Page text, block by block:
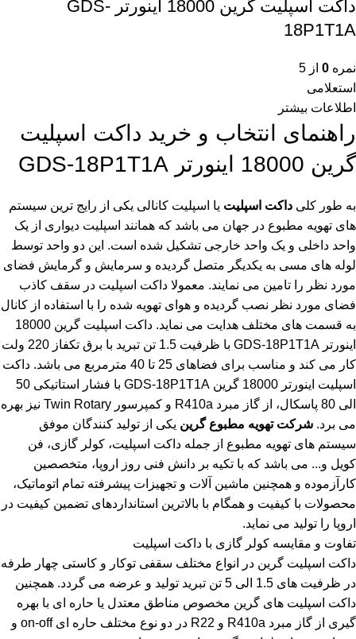
داکت اسپلیت گرین 18000 اینورتر GDS-
18P1T1A
نمره 0 از 5
استعلامی
اطلاعات بیشتر
راهنمای انتخاب و خرید داکت اسپلیت
گرین 18000 اینورتر GDS-18P1T1A
به طور کلی داکت اسپلیت یا اسپلیت کانالی یکی از رایج ترین سیستم
های تهویه مطبوع در جهان می باشد که همانند اسپلیت دیواری از یک
واحد داخلی و یک واحد خارجی تشکیل شده است. این دو واحد توسط
لوله های مسی به یکدیگر متصل گردیده و سرمایش و گرمایش فضای
مورد نظر را تامین می نمایند. معمولا داکت اسپلیت در سقف کاذب
فضای مورد نظر نصب گردیده و هوای تهویه شده را با استفاده از کانال
به قسمت های مختلف هدایت می نماید. داکت اسپلیت گرین 18000
اینورتر GDS-18P1T1A با ظرفیت 1.5 تن تبرید با برق تکفاز 220 ولت
کار می کند و مناسب برای فضاهای 25 تا 40 مترمربع می باشد. داکت
اسپلیت اینورتر 18000 گرین GDS-18P1T1A با فشار استاتیکی 50
الی 80 پاسکال، از گاز مبرد R410a و کمپرسور Twin Rotary نیز بهره
می برد. شرکت تهویه مطبوع گرین یکی از تولید کنندگان موفق
سیستم های تهویه مطبوع از جمله داکت اسپلیت، کولر گازی، فن
کویل و... می باشد که با تکیه بر دانش فنی روز اروپا، متخصصین
کارآزموده و همچنین ماشین آلات و تجهیزات پیشرفته تمام اتوماتیک،
محصولات با کیفیت و همگام با بالاترین استانداردهای تضمین کیفیت در
اروپا را تولید می نماید.
تفاوت و مقایسه کولر گازی با داکت اسپلیت
داکت اسپلیت گرین در انواع مختلف سقفی توکار و کاستی چهار طرفه
در ظرفیت های 1.5 الی 5 تن تبرید تولید و عرضه می گردد. همچنین
داکت اسپلیت های گرین مخصوص مناطق معتدل یا حاره ای با بهره
گیری از گاز مبرد R410a و R22 در دو نوع مختلف حاره ای on-off و